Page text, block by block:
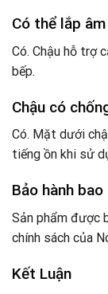
Có thể lắp
Có. Chậu hỗ trợ
bếp.
Chậu có
Có. Mặt dưới
tiếng ồn khi sử
Bảo hành bao
Sản phẩm được
chính sách của
Kết Luận